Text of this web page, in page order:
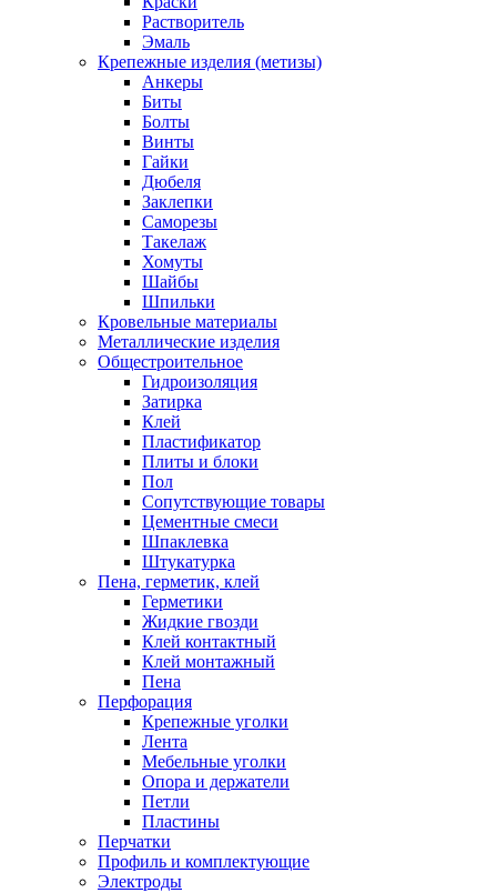
Растворитель
Эмаль
Крепежные изделия (метизы)
Анкеры
Биты
Болты
Винты
Гайки
Дюбеля
Заклепки
Саморезы
Такелаж
Хомуты
Шайбы
Шпильки
Кровельные материалы
Металлические изделия
Общестроительное
Гидроизоляция
Затирка
Клей
Пластификатор
Плиты и блоки
Пол
Сопутствующие товары
Цементные смеси
Шпаклевка
Штукатурка
Пена, герметик, клей
Герметики
Жидкие гвозди
Клей контактный
Клей монтажный
Пена
Перфорация
Крепежные уголки
Лента
Мебельные уголки
Опора и держатели
Петли
Пластины
Перчатки
Профиль и комплектующие
Электроды